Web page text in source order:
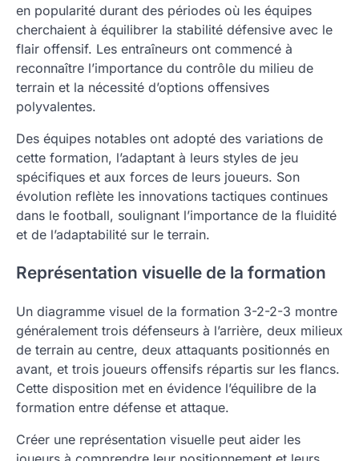
en popularité durant des périodes où les équipes
cherchaient à équilibrer la stabilité défensive avec le
flair offensif. Les entraîneurs ont commencé à
reconnaître l’importance du contrôle du milieu de
terrain et la nécessité d’options offensives
polyvalentes.
Des équipes notables ont adopté des variations de
cette formation, l’adaptant à leurs styles de jeu
spécifiques et aux forces de leurs joueurs. Son
évolution reflète les innovations tactiques continues
dans le football, soulignant l’importance de la fluidité
et de l’adaptabilité sur le terrain.
Représentation visuelle de la formation
Un diagramme visuel de la formation 3-2-2-3 montre
généralement trois défenseurs à l’arrière, deux milieux
de terrain au centre, deux attaquants positionnés en
avant, et trois joueurs offensifs répartis sur les flancs.
Cette disposition met en évidence l’équilibre de la
formation entre défense et attaque.
Créer une représentation visuelle peut aider les